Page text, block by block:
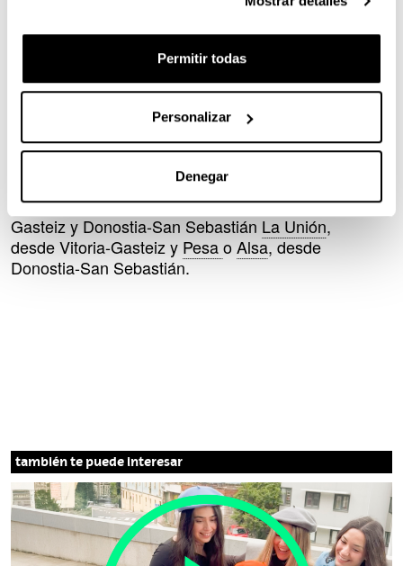
Permitir todas
Personalizar
Denegar
de autobuses necesarios.
Las personas interesadas en reservar plaza en los
autobuses organizados para acudir al acto de fin de
curso conjunto del 12 de junio tendrán que rellenar el
también están disponibles las líneas de autobús
de las empresas que prestan el servicio desde
Gasteiz y Donostia-San Sebastián La Unión,
desde Vitoria-Gasteiz y PesaoAlsa, desde
Donostia-San Sebastián.
también te puede interesar